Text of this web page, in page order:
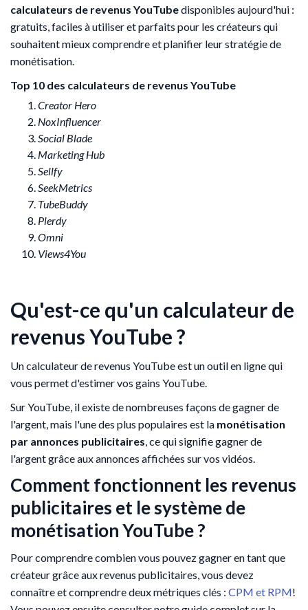
calculateurs de revenus YouTubedisponibles aujourd'hui :
gratuits, faciles à utiliser et parfaits pour les créateurs qui
souhaitent mieux comprendre et planifier leur stratégie de
monétisation.
Top 10 des calculateurs de revenus YouTube
Creator Hero
NoxInfluencer
Social Blade
Marketing Hub
Sellfy
SeekMetrics
TubeBuddy
Plerdy
Omni
Views4You
Qu'est-ce qu'un calculateur de
revenus YouTube ?
Un calculateur de revenus YouTube est un outil en ligne qui
vous permet d'estimer vos gains YouTube.
Sur YouTube, il existe de nombreuses façons de gagner de
l'argent, mais l'une des plus populaires est la monétisation
par annonces publicitaires, ce qui signifie gagner de
l'argent grâce aux annonces affichées sur vos vidéos.
Comment fonctionnent les revenus
publicitaires et le système de
monétisation YouTube ?
Pour comprendre combien vous pouvez gagner en tant que
créateur grâce aux revenus publicitaires, vous devez
connaître et comprendre deux métriques clés : CPM et RPM!